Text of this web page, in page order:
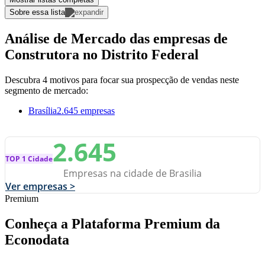
Sobre essa lista
Análise de Mercado das empresas de
Construtora no Distrito Federal
Descubra 4 motivos para focar sua prospecção de vendas neste
segmento de mercado:
Brasília2.645 empresas
TOP 1 Cidade2.645
Empresas na cidade de Brasilia
Ver empresas >
Premium
Conheça a Plataforma Premium da
Econodata